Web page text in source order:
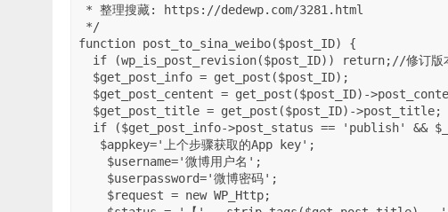
function post_to_sina_weibo($post_ID) {